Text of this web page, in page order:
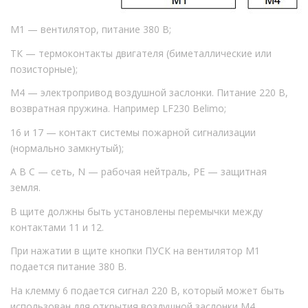
М1 — вентилятор, питание 380 В;
ТК — термоконтакты двигателя (биметаллические или
позисторные);
М4 — электропривод воздушной заслонки. Питание 220 В,
возвратная пружина. Например LF230 Belimo;
16 и 17 — контакт системы пожарной сигнализации
(нормально замкнутый);
А В С — сеть, N — рабочая нейтраль, PE — защитная
земля.
В щите должны быть установлены перемычки между
контактами 11 и 12.
При нажатии в щите кнопки ПУСК на вентилятор М1
подается питание 380 В.
На клемму 6 подается сигнал 220 В, который может быть